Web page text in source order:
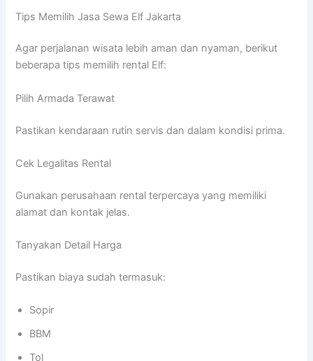
Tips Memilih Jasa Sewa Elf Jakarta
Agar perjalanan wisata lebih aman dan nyaman, berikut
beberapa tips memilih rental Elf:
Pilih Armada Terawat
Pastikan kendaraan rutin servis dan dalam kondisi prima.
Cek Legalitas Rental
Gunakan perusahaan rental terpercaya yang memiliki
alamat dan kontak jelas.
Tanyakan Detail Harga
Pastikan biaya sudah termasuk:
Sopir
BBM
Tol